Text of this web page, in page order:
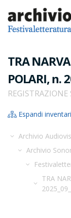
TRA
POLARI, n.
REGISTRAZIONE
Espandi
Archivio
Archivio
TRA